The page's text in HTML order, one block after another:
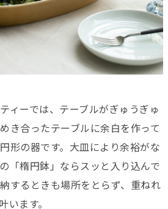
ィーでは、テーブルがぎゅうぎゅ
き合ったテーブルに余白を作って
形の器です。大皿により余裕がな
「楕円鉢」ならスッと入り込んで
するときも場所をとらず、重ねれ
います。